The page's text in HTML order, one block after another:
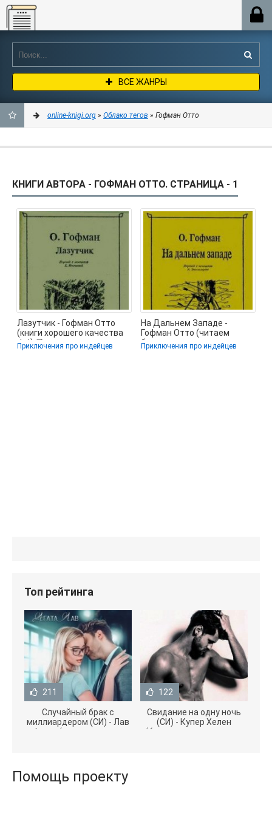
Online-knigi.org
ВСЕ ЖАНРЫ
ЗАКЛАДКИ
online-knigi.org » Облако тегов » Гофман Отто
КНИГИ АВТОРА - ГОФМАН ОТТО. СТРАНИЦА - 1
Лазутчик - Гофман Отто
(книги хорошего качества
.txt) 📗
Приключения про индейцев
На Дальнем Западе -
Гофман Отто (читаем
бесплатно книги
полностью .txt) 📗
Приключения про индейцев
Топ рейтинга
211
Случайный брак с
миллиардером (СИ) - Лав
Агата (полная версия
122
Свидание на одну ночь
(СИ) - Купер Хелен
(бесплатные серии книг
Помощь проекту